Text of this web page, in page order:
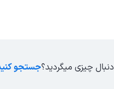
دنبال چیزی میگردید؟جستجو